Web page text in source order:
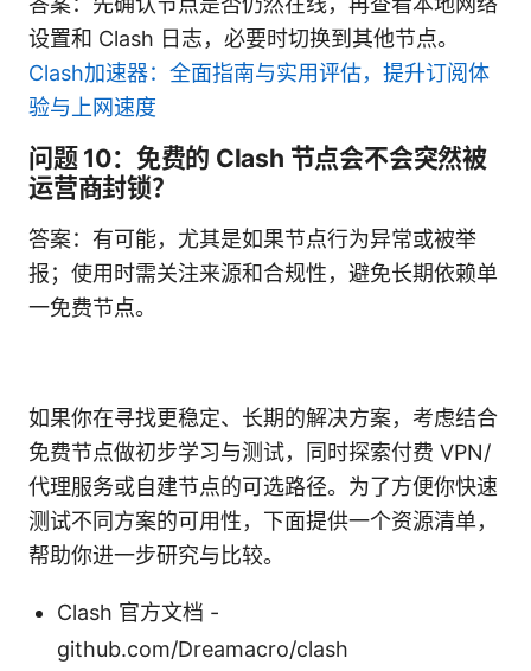
设置和 Clash 日志，必要时切换到其他节点。
Clash加速器：全面指南与实用评估，提升订阅体
验与上网速度
问题 10：免费的 Clash 节点会不会突然被
运营商封锁？
答案：有可能，尤其是如果节点行为异常或被举
报；使用时需关注来源和合规性，避免长期依赖单
一免费节点。
如果你在寻找更稳定、长期的解决方案，考虑结合
免费节点做初步学习与测试，同时探索付费 VPN/
代理服务或自建节点的可选路径。为了方便你快速
测试不同方案的可用性，下面提供一个资源清单，
帮助你进一步研究与比较。
Clash 官方文档 -
github.com/Dreamacro/clash